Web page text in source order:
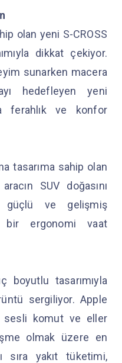
olan yeni S-CROSS
dikkat çekiyor.
sunarken macera
hedefleyen yeni
ferahlık ve konfor
tasarıma sahip olan
SUV doğasını
güçlü ve gelişmiş
bir ergonomi vaat
boyutlu tasarımıyla
sergiliyor. Apple
sesli komut ve eller
olmak üzere en
sıra yakıt tüketimi,